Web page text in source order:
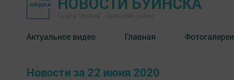
Актуальное видео Главная Фотогалереи
Новости за 22 июня 2020